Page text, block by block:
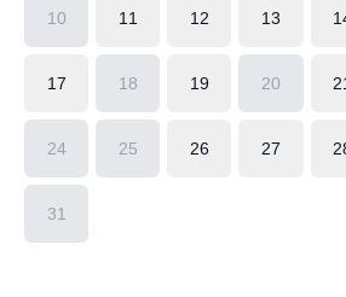
10 11 12 13
17 18 19 20
24 25 26 27
31